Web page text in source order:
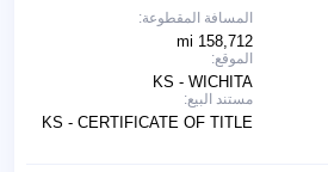
المسافة المقطوعة:
158,712 mi
الموقع:
KS - WICHITA
مستند البيع:
KS - CERTIFICATE OF TITLE